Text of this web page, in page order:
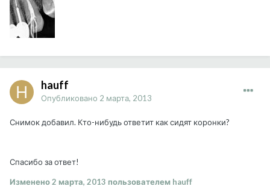
hauff
Опубликовано 2 марта, 2013
Снимок добавил. Кто-нибудь ответит как сидят коронки?
Спасибо за ответ!
Изменено2 марта, 2013 пользователем hauff